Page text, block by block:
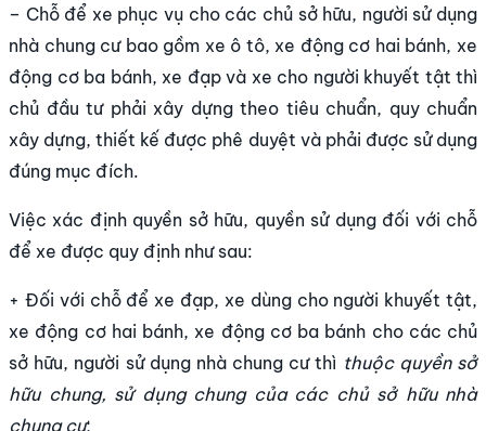
– Chỗ để xe phục vụ cho các chủ sở hữu, người sử dụng
nhà chung cư bao gồm xe ô tô, xe động cơ hai bánh, xe
động cơ ba bánh, xe đạp và xe cho người khuyết tật thì
chủ đầu tư phải xây dựng theo tiêu chuẩn, quy chuẩn
xây dựng, thiết kế được phê duyệt và phải được sử dụng
đúng mục đích.
Việc xác định quyền sở hữu, quyền sử dụng đối với chỗ
để xe được quy định như sau:
+ Đối với chỗ để xe đạp, xe dùng cho người khuyết tật,
xe động cơ hai bánh, xe động cơ ba bánh cho các chủ
sở hữu, người sử dụng nhà chung cư thì thuộc quyền sở
hữu chung, sử dụng chung của các chủ sở hữu nhà
chung cư;